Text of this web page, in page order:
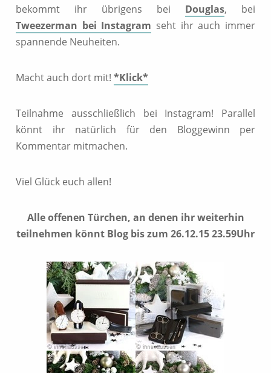
bekommt ihr übrigens bei Douglas, bei
Tweezerman bei Instagram seht ihr auch immer
spannende Neuheiten.
Macht auch dort mit! *Klick*
Teilnahme ausschließlich bei Instagram! Parallel
könnt ihr natürlich für den Bloggewinn per
Kommentar mitmachen.
Viel Glück euch allen!
Alle offenen Türchen, an denen ihr weiterhin
teilnehmen könnt Blog bis zum 26.12.15 23.59Uhr